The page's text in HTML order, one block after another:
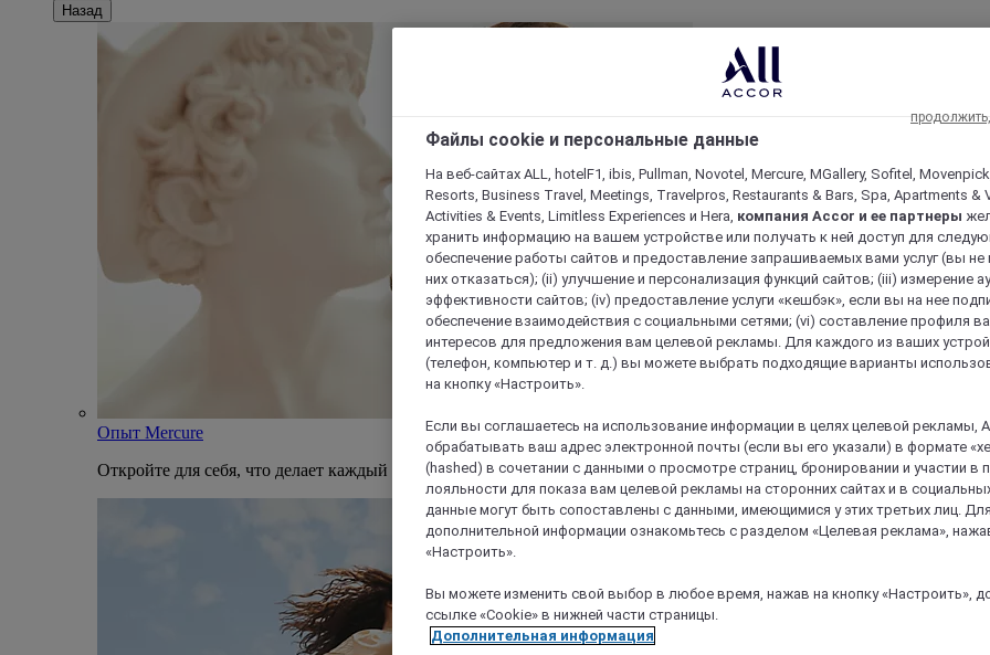
Назад
Опыт Mercure
Откройте для себя, что делает каждый отель Mercure и пребывание в нем уникальным
Файлы cookie и персональные данные
На веб-сайтах ALL, hotelF1, ibis, Pullman, Novotel, Mercure, MGallery, Sofitel,
Resorts, Business Travel, Meetings, Travelpros, Restaurants & Bars, Spa, Apartments &
Activities & Events, Limitless Experiences и Hera, компания Accor и ее партнеры
хранить информацию на вашем устройстве или получать к ней доступ для
обеспечение работы сайтов и предоставление запрашиваемых вами услуг (вы
них отказаться); (ii) улучшение и персонализация функций сайтов; (iii) измерение
эффективности сайтов; (iv) предоставление услуги «кешбэк», если вы на нее
обеспечение взаимодействия с социальными сетями; (vi) составление профиля
интересов для предложения вам целевой рекламы. Для каждого из ваших
(телефон, компьютер и т. д.) вы можете выбрать подходящие варианты
на кнопку «Настроить».
Если вы соглашаетесь на использование информации в целях целевой рекламы,
обрабатывать ваш адрес электронной почты (если вы его указали) в формате
(hashed) в сочетании с данными о просмотре страниц, бронировании и участии в
лояльности для показа вам целевой рекламы на сторонних сайтах и в
данные могут быть сопоставлены с данными, имеющимися у этих третьих лиц.
дополнительной информации ознакомьтесь с разделом «Целевая реклама»,
«Настроить».
Вы можете изменить свой выбор в любое время, нажав на кнопку «Настроить»,
ссылке «Cookie» в нижней части страницы.
Дополнительная информация